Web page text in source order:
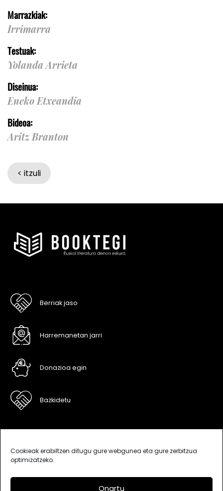
Cookieak erabiltzen ditugu gure webgunea eta gure zerbitzua
optimizatzeko.
Onartu
Marrazkiak:
Irrimarra
Testuak:
Yolanda Arrieta
Diseinua:
Eneko Etxeandia
Bideoa:
Aritz Branton
< itzuli
Berriak jaso
Harremanetan jarri
Donazioa egin
Bazkidetu